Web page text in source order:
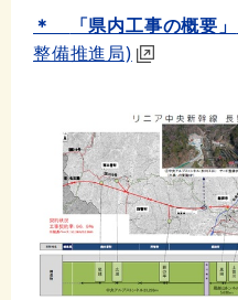
＊ 「県内工事の概要」
整備推進局)